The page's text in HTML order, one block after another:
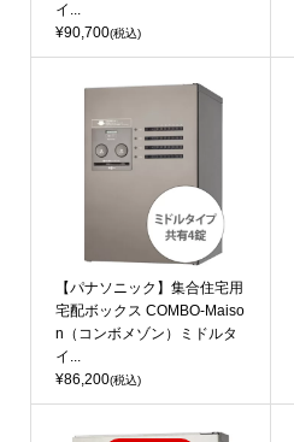
イ...
¥90,700(税込)
【パナソニック】集合住宅用
宅配ボックス COMBO-Maiso
n（コンボメゾン）ミドルタ
イ...
¥86,200(税込)